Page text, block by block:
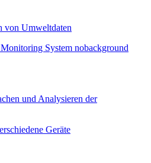
von Umweltdaten
und Analysieren der